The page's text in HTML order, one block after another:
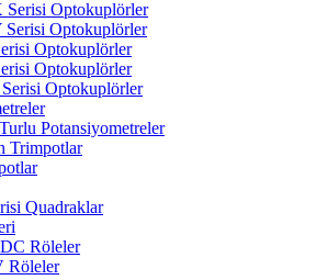
Serisi Optokuplörler
Serisi Optokuplörler
Optokuplörler
Optokuplörler
Optokuplörler
Potansiyometreler
Trimpotlar
Quadraklar
Röleler
Röleler